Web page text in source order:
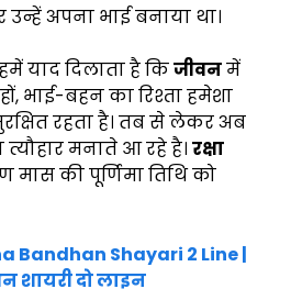
अपना भाई बनाया था।
याद दिलाता है किजीवनमें
भाई-बहन का रिश्ता हमेशा
रहता है। तब से लेकर अब
मनाते आ रहे है। रक्षा
मास की पूर्णिमा तिथि को
Bandhan Shayari 2 Line |
शायरी दो लाइन